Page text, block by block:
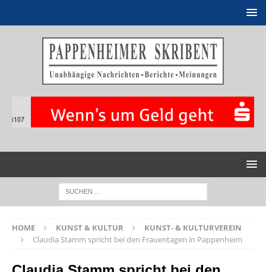
HOME KUNST & KULTUR
KUNST- & KULTURVEREIN
Claudia Stamm spricht bei den Frauentagen in Pappenheim